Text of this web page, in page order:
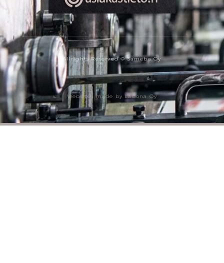
Allrights Reserved © Sameba Oy
Websites made by Labona Oy